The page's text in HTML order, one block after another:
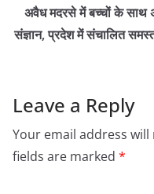
अवैध मदरसे में बच्चों के साथ
संज्ञान, प्रदेश में संचालित
Leave a Reply
Your email address
fields are marked *